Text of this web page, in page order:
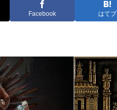
Facebook はてブ